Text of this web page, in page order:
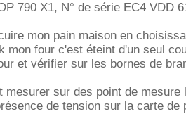
790 X1, N° de série EC4 VDD
mon pain maison en
mon four c'est éteint d'un seul
et vérifier sur les bornes de
sur des point de mesure
de tension sur la carte de